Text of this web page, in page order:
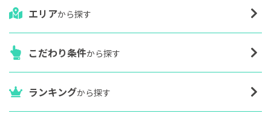
エリアから探す
こだわり条件から探す
ランキングから探す